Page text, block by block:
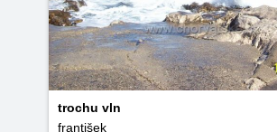
trochu vln
františek